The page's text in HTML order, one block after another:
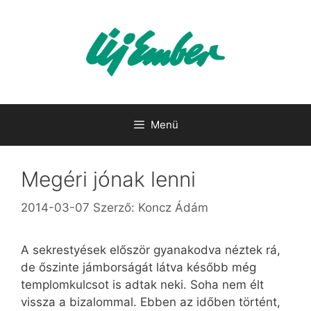
Menü
Megéri jónak lenni
2014-03-07 Szerző: Koncz Ádám
A sekrestyések először gyanakodva néztek rá,
de őszinte jámborságát látva később még
templomkulcsot is adtak neki. Soha nem élt
vissza a bizalommal. Ebben az időben történt,